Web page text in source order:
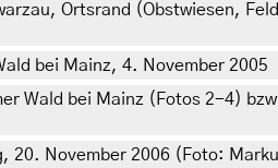
Ortsrand (Obstwiesen,
bei Mainz, 4. November 2005
Wald bei Mainz (Fotos 2-4)
November 2006 (Foto: